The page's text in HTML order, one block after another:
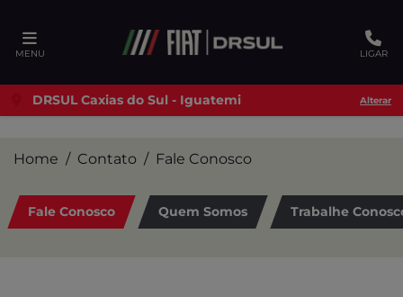
MENU LIGAR
DRSUL Caxias do Sul - Iguatemi Alterar
Home Contato Fale Conosco
Fale Conosco Quem Somos Trabalhe